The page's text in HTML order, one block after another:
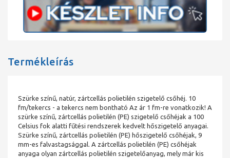
Termékleírás
Szürke színű, natúr, zártcellás polietilén szigetelő csőhéj. 10
fm/tekercs - a tekercs nem bontható Az ár 1 fm-re vonatkozik! A
szürke színű, zártcellás polietilén (PE) szigetelő csőhéjak a 100
Celsius fok alatti fűtési rendszerek kedvelt hőszigetelő anyagai.
Szürke színű, zártcellás polietilén (PE) hőszigetelő csőhéjak, 9
mm-es falvastagsággal. A zártcellás polietilén (PE) csőhéjak
anyaga olyan zártcellás polietilén szigetelőanyag, mely már kis